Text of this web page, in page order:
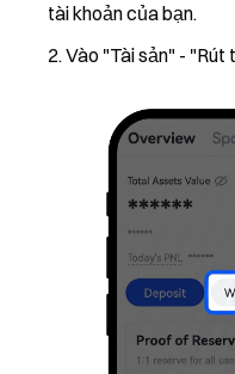
tài khoản của bạn.
Vào "Tài sản" - "Rút